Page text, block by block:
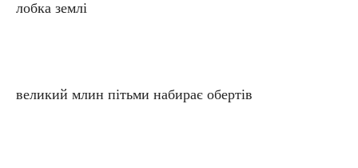
лобка землі
великий млин пітьми набирає обертів